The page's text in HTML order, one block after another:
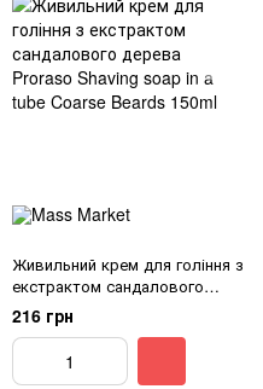
Живильний крем для гоління з
екстрактом сандалового
дерева Proraso Shaving soap in
a tube Coarse Beards 150ml
216 грн